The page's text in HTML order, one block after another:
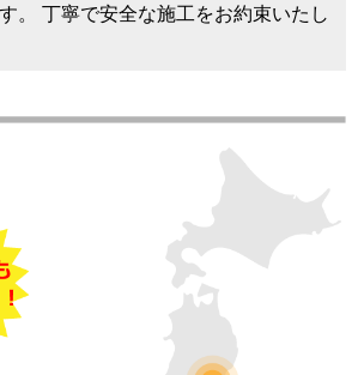
。 丁寧で安全な施工をお約束いたし